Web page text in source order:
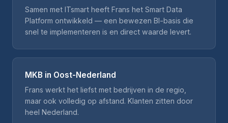
Samen met ITsmart heeft Frans het Smart Data
Platform ontwikkeld — een bewezen BI-basis die
snel te implementeren is en direct waarde levert.
MKB in Oost-Nederland
Frans werkt het liefst met bedrijven in de regio,
maar ook volledig op afstand. Klanten zitten door
heel Nederland.